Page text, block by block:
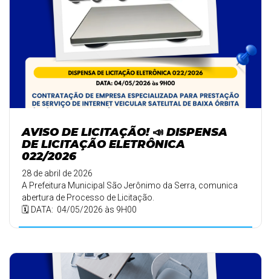
AVISO DE LICITAÇÃO! 📣 DISPENSA
DE LICITAÇÃO ELETRÔNICA
022/2026
28 de abril de 2026
A Prefeitura Municipal São Jerônimo da Serra, comunica
abertura de Processo de Licitação.
🗓️ DATA: 04/05/2026 às 9H00